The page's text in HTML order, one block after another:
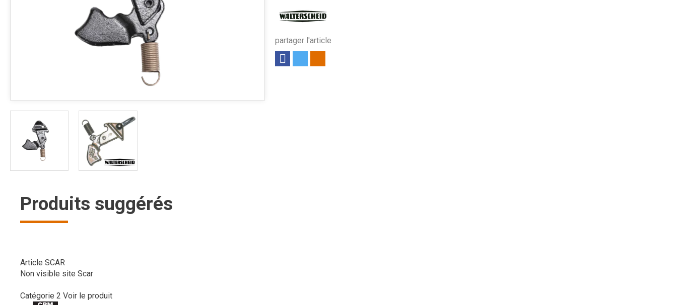
partager l'article
Produits suggérés
Article SCAR
Non visible site Scar
Catégorie 2 Voir le produit